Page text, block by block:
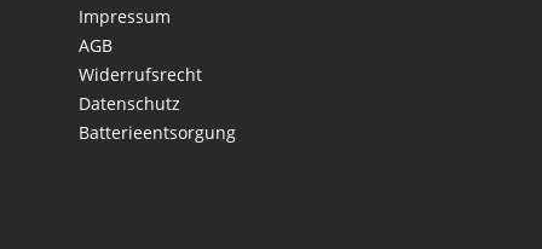
Impressum
AGB
Widerrufsrecht
Datenschutz
Batterieentsorgung